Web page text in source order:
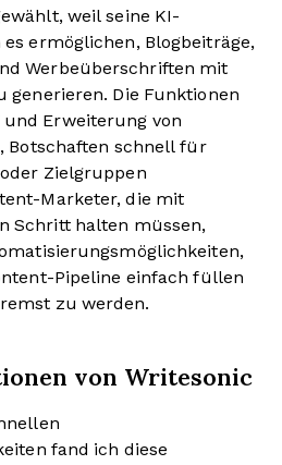
weil seine KI-
ermöglichen, Blogbeiträge,
Werbeüberschriften mit
generieren. Die Funktionen
Erweiterung von
Botschaften schnell für
Zielgruppen
Marketer, die mit
Schritt halten müssen,
Pipeline einfach füllen
zu werden.
von Writesonic
fand ich diese